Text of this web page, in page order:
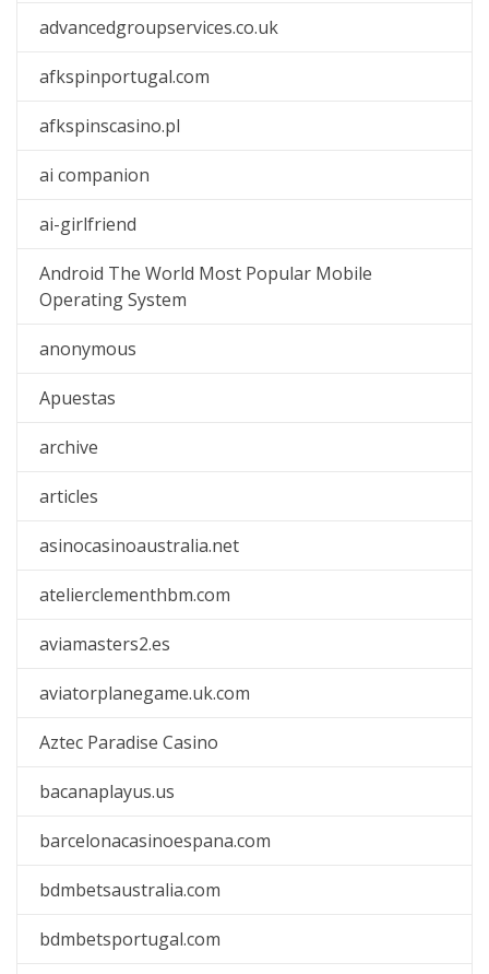
advancedgroupservices.co.uk
afkspinportugal.com
afkspinscasino.pl
ai companion
ai-girlfriend
Android The World Most Popular Mobile
Operating System
anonymous
Apuestas
archive
articles
asinocasinoaustralia.net
atelierclementhbm.com
aviamasters2.es
aviatorplanegame.uk.com
Aztec Paradise Casino
bacanaplayus.us
barcelonacasinoespana.com
bdmbetsaustralia.com
bdmbetsportugal.com